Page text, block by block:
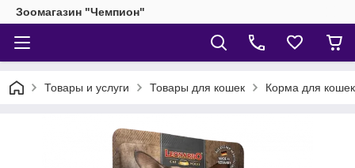
Зоомагазин "Чемпион"
Товары и услуги Товары для кошек Корма для кошек